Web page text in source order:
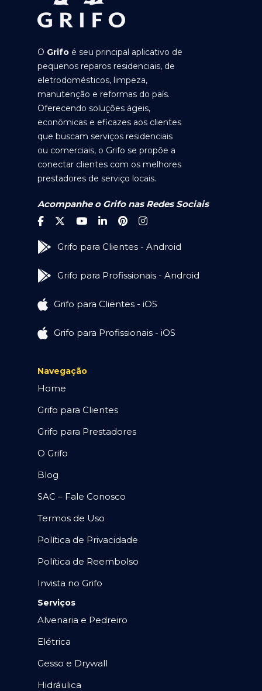
O Grifo é seu principal aplicativo de
pequenos reparos residenciais, de
eletrodomésticos, limpeza,
manutenção e reformas do país.
Oferecendo soluções ágeis,
econômicas e eficazes aos clientes
que buscam serviços residenciais
ou comerciais, o Grifo se propõe a
conectar clientes com os melhores
prestadores de serviço locais.
Acompanhe o Grifo nas Redes Sociais
Grifo para Clientes - Android
Grifo para Profissionais - Android
Grifo para Clientes - iOS
Grifo para Profissionais - iOS
Navegação
Home
Grifo para Clientes
Grifo para Prestadores
O Grifo
Blog
SAC – Fale Conosco
Termos de Uso
Política de Privacidade
Política de Reembolso
Invista no Grifo
Serviços
Alvenaria e Pedreiro
Elétrica
Gesso e Drywall
Hidráulica